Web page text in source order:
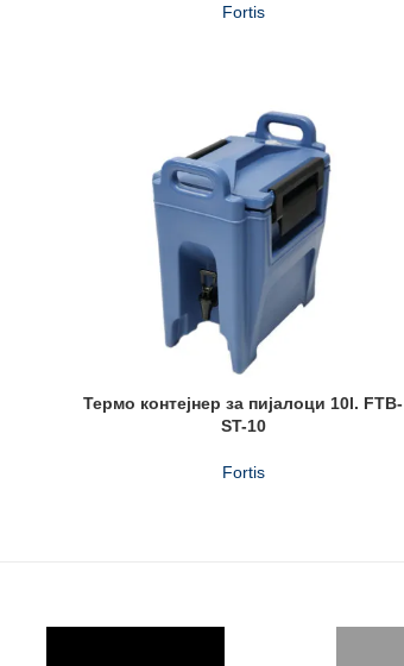
Fortis
Термо контејнер за пијалоци 10l. FTB-
ST-10
Fortis